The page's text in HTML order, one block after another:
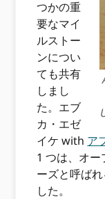
つかの重
要なマイ
ルストー
ンについ
ても共有
しまし
た。エブ
カ・エゼ
イケ with ア
1 つは、オー
ーズと呼ば
した。